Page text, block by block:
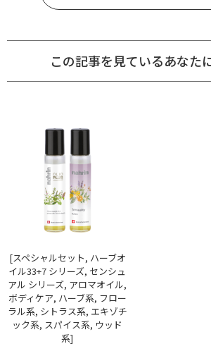
この記事を見ているあなた
[スペシャルセット, ハーブオ
イル33+7 シリーズ, センシュ
アル シリーズ, アロマオイル,
ボディケア, ハーブ系, フロー
ラル系, シトラス系, エキゾチ
ック系, スパイス系, ウッド
系]